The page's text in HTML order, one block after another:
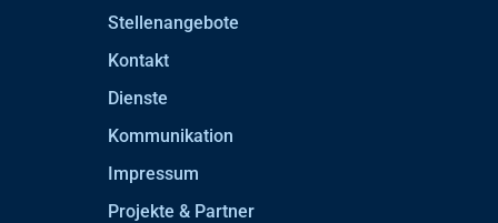
Stellenangebote
Kontakt
Dienste
Kommunikation
Impressum
Projekte & Partner